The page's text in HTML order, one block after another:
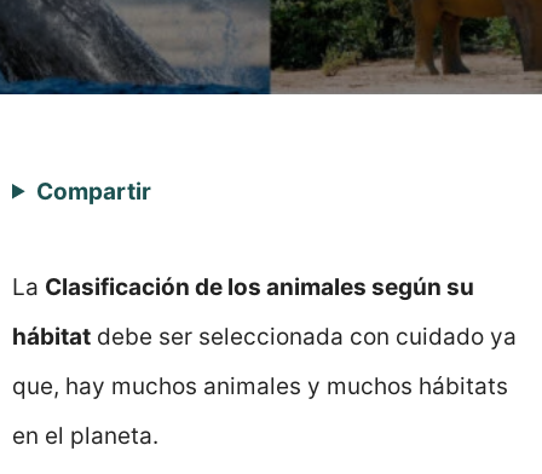
Compartir
La Clasificación de los animales según su
hábitat debe ser seleccionada con cuidado ya
que, hay muchos animales y muchos hábitats
en el planeta.